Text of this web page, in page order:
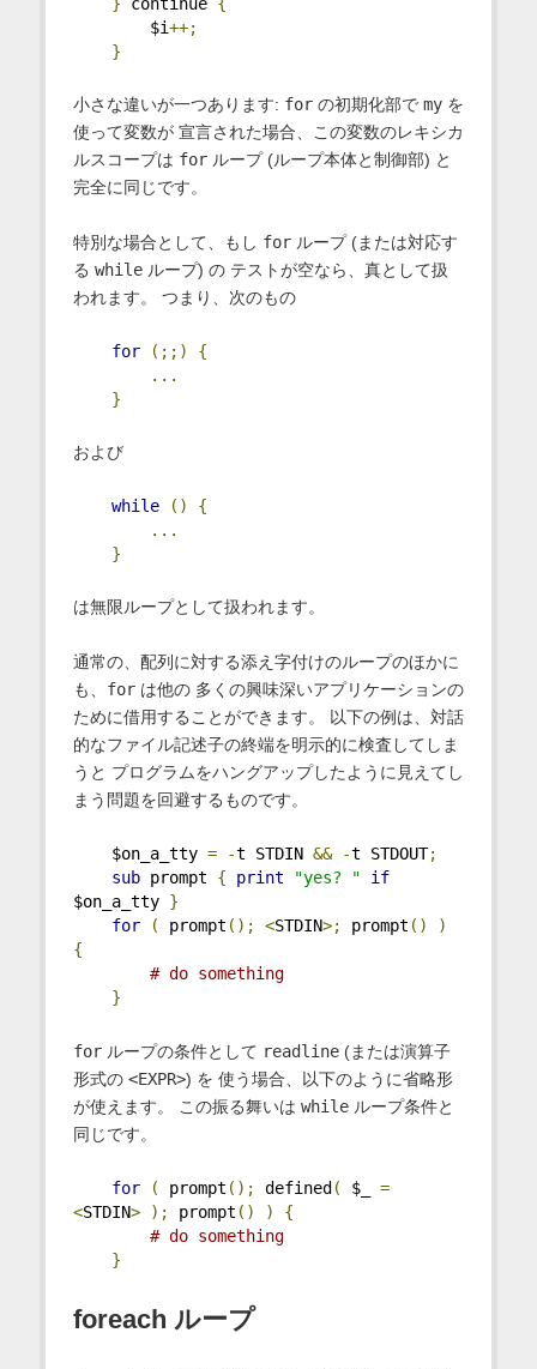
} continue {
$i++;
}
小さな違いが一つあります: forの初期化部で myを
使って変数が 宣言された場合、この変数のレキシカ
ルスコープは forループ (ループ本体と制御部) と
完全に同じです。
特別な場合として、もし forループ (または対応す
る whileループ) の テストが空なら、真として扱
われます。 つまり、次のもの
for (;;)
{
...
}
および
while ()
{
...
}
は無限ループとして扱われます。
通常の、配列に対する添え字付けのループのほかに
も、 forは他の 多くの興味深いアプリケーションの
ために借用することができます。 以下の例は、対話
的なファイル記述子の終端を明示的に検査してしま
うと プログラムをハングアップしたように見えてし
まう問題を回避するものです。
$on_a_tty = -t STDIN && -t STDOUT;
sub prompt { print "yes? "
if
$on_a_tty }
for
( prompt (); <STDIN>; prompt ()
)
{
# do something
}
forループの条件として readline(または演算子
形式の <EXPR>) を 使う場合、以下のように省略形
が使えます。 この振る舞いは whileループ条件と
同じです。
for ( prompt (); defined( $_ =
<STDIN> ); prompt () )
{
# do something
}
foreach ループ